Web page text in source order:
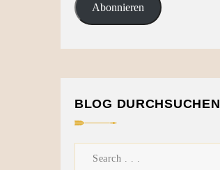
Abonnieren
BLOG DURCHSUCHEN